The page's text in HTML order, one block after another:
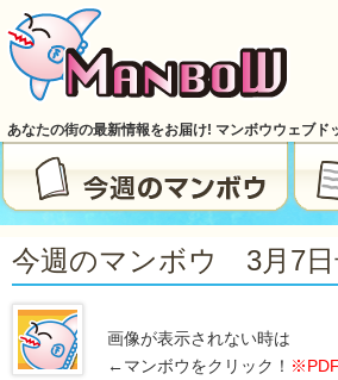
あなたの街の最新情報をお届け! マンボウウェブド
今週のマンボウ 3月7日
画像が表示されない時は
←マンボウをクリック！